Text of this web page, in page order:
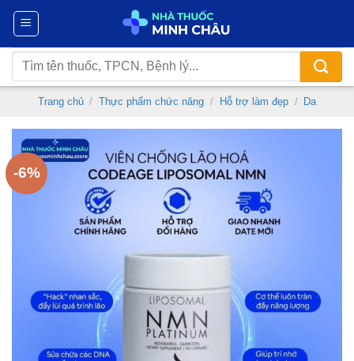
Chuyển
nội
dung
Tìm
kiếm:
Trang chủ / Thực phẩm chức năng / Hỗ trợ làm đẹp / Da
-6%